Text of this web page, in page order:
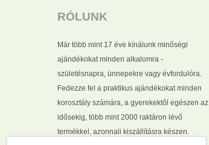
RÓLUNK
Már több mint 17 éve kínálunk minőségi
ajándékokat minden alkalomra -
születésnapra, ünnepekre vagy évfordulóra.
Fedezze fel a praktikus ajándékokat minden
korosztály számára, a gyerekektől egészen az
idősekig, több mint 2000 raktáron lévő
termékkel, azonnali kiszállításra készen.